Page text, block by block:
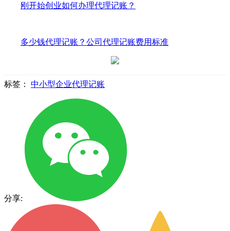
刚开始创业如何办理代理记账？
多少钱代理记账？公司代理记账费用标准
标签： 中小型企业代理记账
分享: